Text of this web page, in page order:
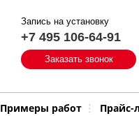
Запись на установку
+7 495 106-64-91
Заказать звонок
Примеры работ Прайс-
Бренд